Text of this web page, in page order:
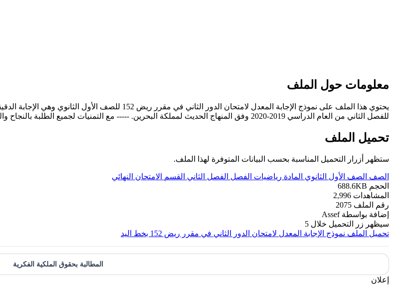
معلومات حول الملف
يحتوي هذا الملف على نموذج الإجابة المعدل لامتحان الدور الثاني في مقرر ريض 152 للصف الأول الثانوي وهي الإجابة الدقيقة على أسئلة امتحان الدور الثاني للعام 2014-2015
للفصل الثاني من العام الدراسي 2019-2020 وفق المنهاج الحديث لمملكة البحرين. ----- مع التمنيات لجميع الطلبة بالنجاح والتفوق.
تحميل الملف
ستظهر أزرار التحميل المناسبة بحسب البيانات المتوفرة لهذا الملف.
الصف الصف الأول الثانوي المادة رياضيات الفصل الفصل الثاني القسم الامتحان النهائي
الحجم 688.6KB
المشاهدات 2,996
رقم الملف 2075
إضافة بواسطة Assef
سيظهر زر التحميل خلال 5
تحميل الملف نموذج الإجابة المعدل لامتحان الدور الثاني في مقرر ريض 152 بخط اليد
المطالبة بحقوق الملكية الفكرية
إعلان